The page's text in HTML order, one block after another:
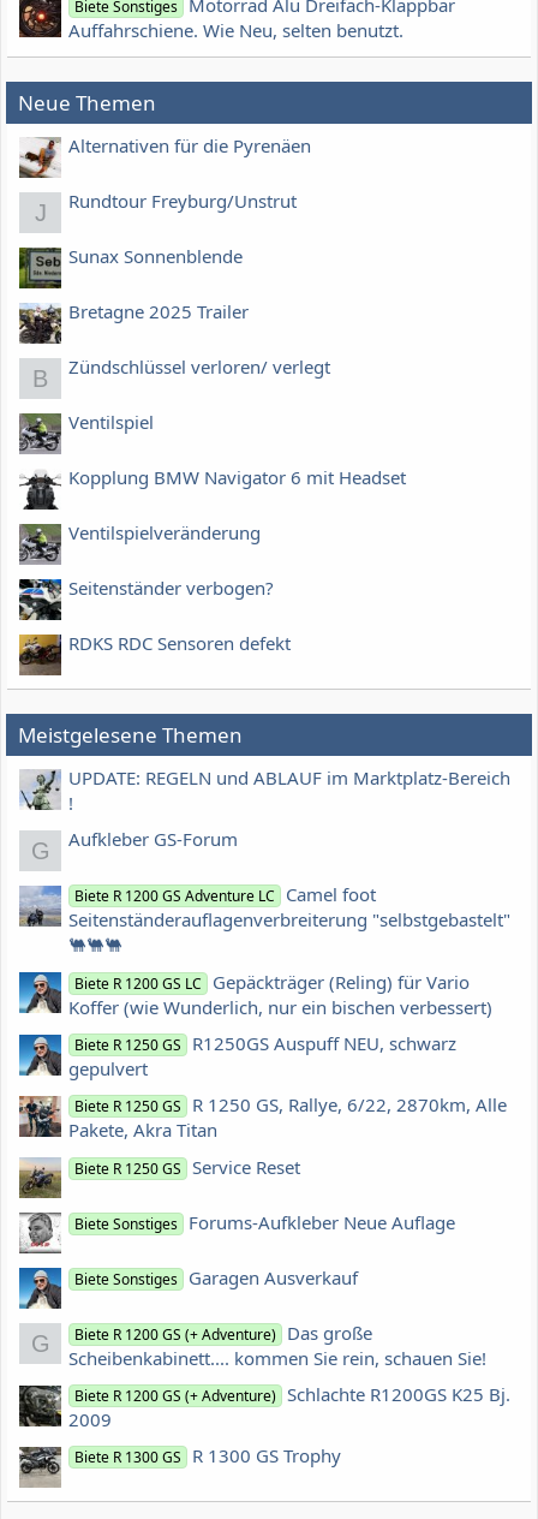
Biete Sonstiges
Auffahrschiene. Wie Neu, selten benutzt.
Neue Themen
Alternativen für die Pyrenäen
J Rundtour Freyburg/Unstrut
Sunax Sonnenblende
Bretagne 2025 Trailer
B Zündschlüssel verloren/ verlegt
Ventilspiel
Kopplung BMW Navigator 6 mit Headset
Ventilspielveränderung
Seitenständer verbogen?
RDKS RDC Sensoren defekt
Meistgelesene Themen
UPDATE: REGELN und ABLAUF im Marktplatz-Bereich
!
G Aufkleber GS-Forum
Biete R 1200 GS Adventure LC
Camel foot
Seitenständerauflagenverbreiterung "selbstgebastelt"
🐫🐫🐫
Biete R 1200 GS LC
Gepäckträger (Reling) für Vario
Koffer (wie Wunderlich, nur ein bischen verbessert)
Biete R 1250 GS
R1250GS Auspuff NEU, schwarz
gepulvert
Biete R 1250 GS
R 1250 GS, Rallye, 6/22, 2870km, Alle
Pakete, Akra Titan
Biete R 1250 GS Service Reset
Biete Sonstiges Forums-Aufkleber Neue Auflage
Biete Sonstiges Garagen Ausverkauf
G Biete R 1200 GS (+ Adventure) Das große
Scheibenkabinett.... kommen Sie rein, schauen Sie!
Biete R 1200 GS (+ Adventure) Schlachte R1200GS K25 Bj.
2009
Biete R 1300 GS R 1300 GS Trophy